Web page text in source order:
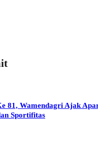
81, Wamendagri Ajak
Sportifitas